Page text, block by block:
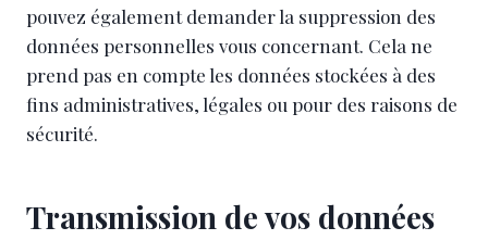
pouvez également demander la suppression des
données personnelles vous concernant. Cela ne
prend pas en compte les données stockées à des
fins administratives, légales ou pour des raisons de
sécurité.
Transmission de vos données